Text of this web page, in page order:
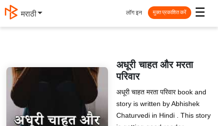
मराठी ☰
लॉग इन मुक्त प्रकाशित करें
अधूरी चाहत और मरता
परिवार
अधूरी चाहत मरता परिवार book and
story is written by Abhishek
Chaturvedi in Hindi . This story